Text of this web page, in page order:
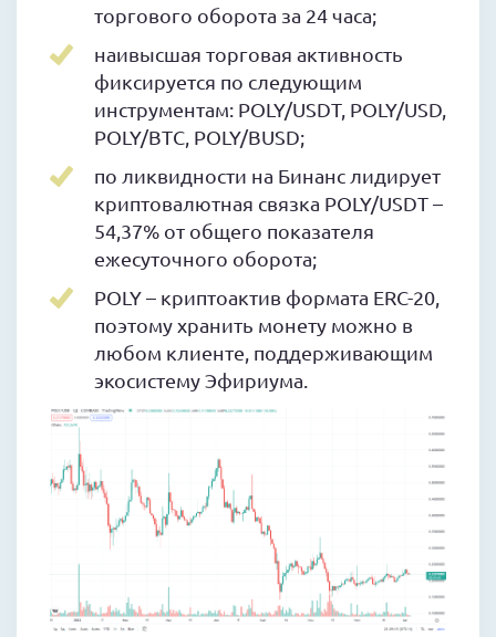
торгового оборота за 24 часа;
наивысшая торговая активность
фиксируется по следующим
инструментам: POLY/USDT, POLY/USD,
POLY/BTC, POLY/BUSD;
по ликвидности на Бинанс лидирует
криптовалютная связка POLY/USDT –
54,37% от общего показателя
ежесуточного оборота;
POLY – криптоактив формата ERC-20,
поэтому хранить монету можно в
любом клиенте, поддерживающим
экосистему Эфириума.